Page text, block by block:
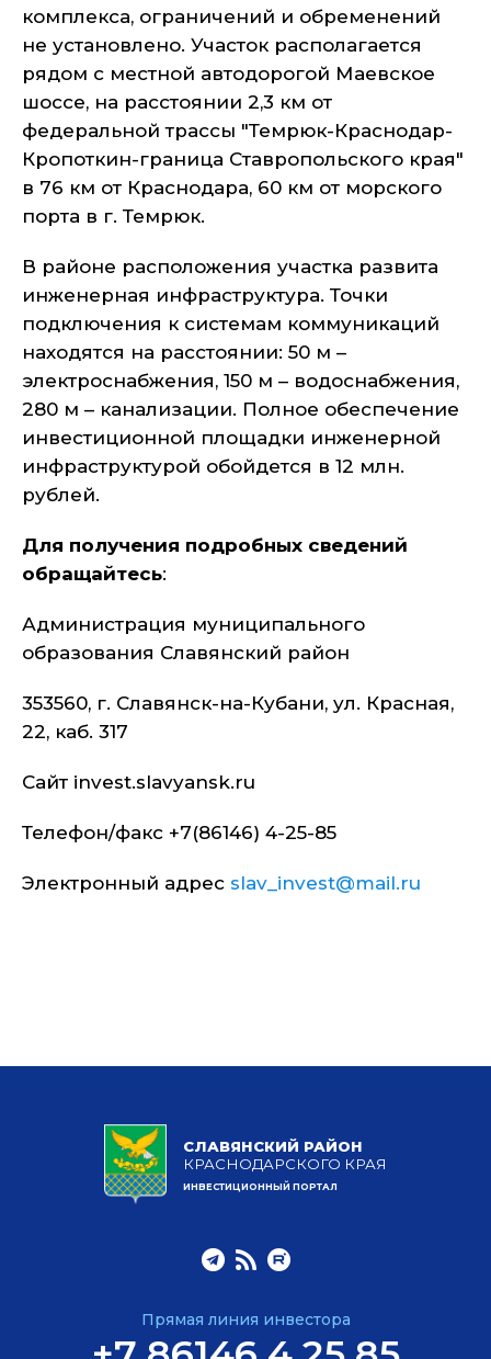
комплекса, ограничений и обременений
не установлено. Участок располагается
рядом с местной автодорогой Маевское
шоссе, на расстоянии 2,3 км от
федеральной трассы "Темрюк-Краснодар-
Кропоткин-граница Ставропольского края"
в 76 км от Краснодара, 60 км от морского
порта в г. Темрюк.
В районе расположения участка развита
инженерная инфраструктура. Точки
подключения к системам коммуникаций
находятся на расстоянии: 50 м –
электроснабжения, 150 м – водоснабжения,
280 м – канализации. Полное обеспечение
инвестиционной площадки инженерной
инфраструктурой обойдется в 12 млн.
рублей.
Для получения подробных сведений
обращайтесь:
Администрация муниципального
образования Славянский район
353560, г. Славянск-на-Кубани, ул. Красная,
22, каб. 317
Сайт invest.slavyansk.ru
Телефон/факс +7(86146) 4-25-85
Электронный адрес slav_invest@mail.ru
СЛАВЯНСКИЙ РАЙОН
КРАСНОДАРСКОГО КРАЯ
ИНВЕСТИЦИОННЫЙ ПОРТАЛ
Прямая линия инвестора